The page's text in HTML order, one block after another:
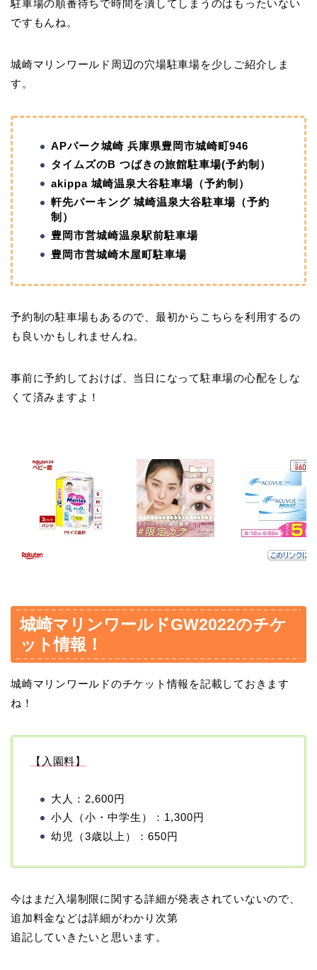
駐車場の順番待ちで時間を潰してしまうのはもったいない
ですもんね。
城崎マリンワールド周辺の穴場駐車場を少しご紹介しま
す。
APパーク城崎 兵庫県豊岡市城崎町946
タイムズのB つばきの旅館駐車場(予約制）
akippa 城崎温泉大谷駐車場（予約制）
軒先パーキング 城崎温泉大谷駐車場（予約
制）
豊岡市営城崎温泉駅前駐車場
豊岡市営城崎木屋町駐車場
予約制の駐車場もあるので、最初からこちらを利用するの
も良いかもしれませんね。
事前に予約しておけば、当日になって駐車場の心配をしな
くて済みますよ！
城崎マリンワールドGW2022のチケ
ット情報！
城崎マリンワールドのチケット情報を記載しておきます
ね！
【入園料】
大人：2,600円
小人（小・中学生）：1,300円
幼児（3歳以上）：650円
今はまだ入場制限に関する詳細が発表されていないので、
追加料金などは詳細がわかり次第
追記していきたいと思います。